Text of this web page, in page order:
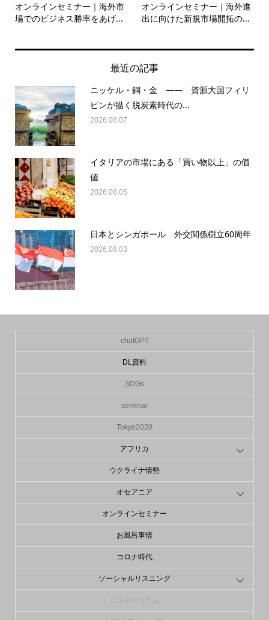
オンラインセミナー｜海外市
場でのビジネス勝率をあげ...
オンラインセミナー｜海外進
出に向けた新規市場開拓の...
最近の記事
ニッケル・銅・金 —— 資源大国フィリ
ピンが描く脱炭素時代の...
2026.08.07
イタリアの市場にある「買い物以上」の価
値
2026.08.05
日本とシンガポール 外交関係樹立60周年
2026.08.03
chatGPT
DL資料
SDGs
seminar
Tokyo2020
アフリカ
ウクライナ情勢
オセアニア
オンラインセミナー
お風呂事情
コロナ時代
ソーシャルリスニング
ビジネスコラム